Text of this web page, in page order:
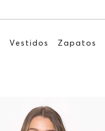
Vestidos Zapatos